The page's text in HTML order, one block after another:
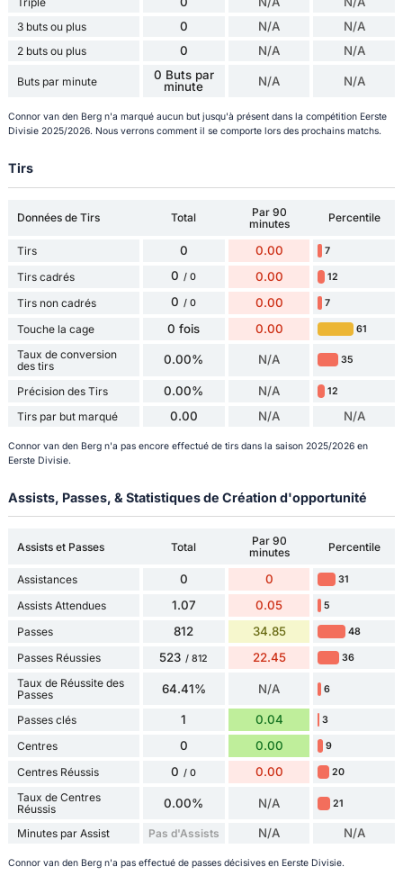
3 buts ou plus 0 N/A N/A
2 buts ou plus 0 N/A N/A
Buts par minute
0 Buts par
minute
N/A N/A
Connor van den Berg n'a marqué aucun but jusqu'à présent dans la compétition Eerste
Divisie 2025/2026. Nous verrons comment il se comporte lors des prochains matchs.
Tirs
Données de Tirs Total
Par 90
minutes
Percentile
Tirs 0 0.00 7
Tirs cadrés 0 / 0 0.00 12
Tirs non cadrés 0 / 0 0.00 7
Touche la cage 0 fois 0.00 61
Taux de conversion
des tirs
0.00% N/A 35
Précision des Tirs 0.00% N/A 12
Tirs par but marqué 0.00 N/A N/A
Connor van den Berg n'a pas encore effectué de tirs dans la saison 2025/2026 en
Eerste Divisie.
Assists, Passes, & Statistiques de Création d'opportunité
Assists et Passes Total
Par 90
minutes
Percentile
Assistances 0 0 31
Assists Attendues 1.07 0.05 5
Passes 812 34.85 48
Passes Réussies 523 / 812 22.45 36
Taux de Réussite des
Passes
64.41% N/A 6
Passes clés 1 0.04 3
Centres 0 0.00 9
Centres Réussis 0 / 0 0.00 20
Taux de Centres
Réussis
0.00% N/A 21
Minutes par Assist Pas d'Assists N/A N/A
Connor van den Berg n'a pas effectué de passes décisives en Eerste Divisie.